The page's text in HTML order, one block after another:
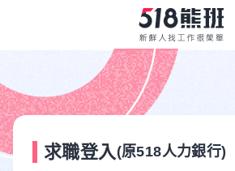
求職登入 (原518人力銀行)